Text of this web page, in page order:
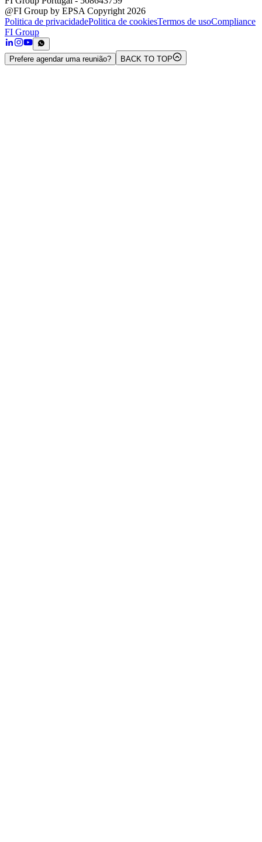
@FI Group by EPSA Copyright 2026
Politica de privacidadePolitica de cookiesTermos de usoCompliance
FI Group
Prefere agendar uma reunião? BACK TO TOP